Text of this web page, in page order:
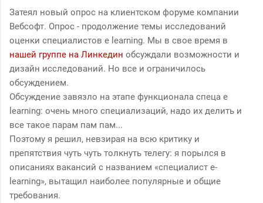
Затеял новый опрос на клиентском форуме компании
Вебсофт. Опрос - продолжение темы исследований
оценки специалистов e learning. Мы в свое время в
нашей группе на Линкедин обсуждали возможности и
дизайн исследований. Но все и ограничилось
обсуждением.
Обсуждение завязло на этапе функционала спеца e
learning: очень много специализаций, надо их делить и
все такое парам пам пам...
Поэтому я решил, невзирая на всю критику и
препятствия чуть чуть толкнуть телегу: я порылся в
описаниях вакансий с названием «специалист e-
learning», вытащил наиболее популярные и общие
требования.